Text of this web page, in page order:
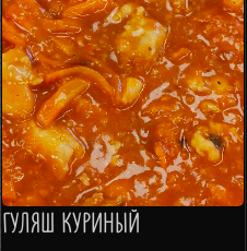
ГУЛЯШ КУРИНЫЙ